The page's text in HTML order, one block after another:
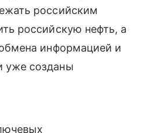
российским
российскую нефть, а
информацией и
уже созданы